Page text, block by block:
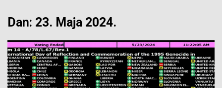
Dan: 23. Maja 2024.